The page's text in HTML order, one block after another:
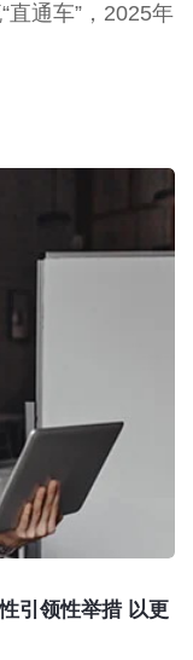
直通车”，2025年
引领性举措 以更